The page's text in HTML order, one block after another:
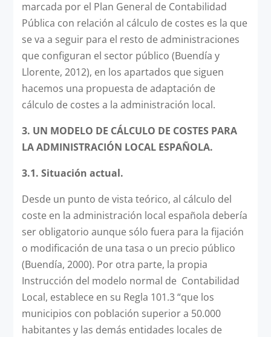
marcada por el Plan General de Contabilidad
Pública con relación al cálculo de costes es la que
se va a seguir para el resto de administraciones
que configuran el sector público (Buendía y
Llorente, 2012), en los apartados que siguen
hacemos una propuesta de adaptación de
cálculo de costes a la administración local.
3. UN MODELO DE CÁLCULO DE COSTES PARA
LA ADMINISTRACIÓN LOCAL ESPAÑOLA.
3.1. Situación actual.
Desde un punto de vista teórico, al cálculo del
coste en la administración local española debería
ser obligatorio aunque sólo fuera para la fijación
o modificación de una tasa o un precio público
(Buendía, 2000). Por otra parte, la propia
Instrucción del modelo normal de Contabilidad
Local, establece en su Regla 101.3 “que los
municipios con población superior a 50.000
habitantes y las demás entidades locales de